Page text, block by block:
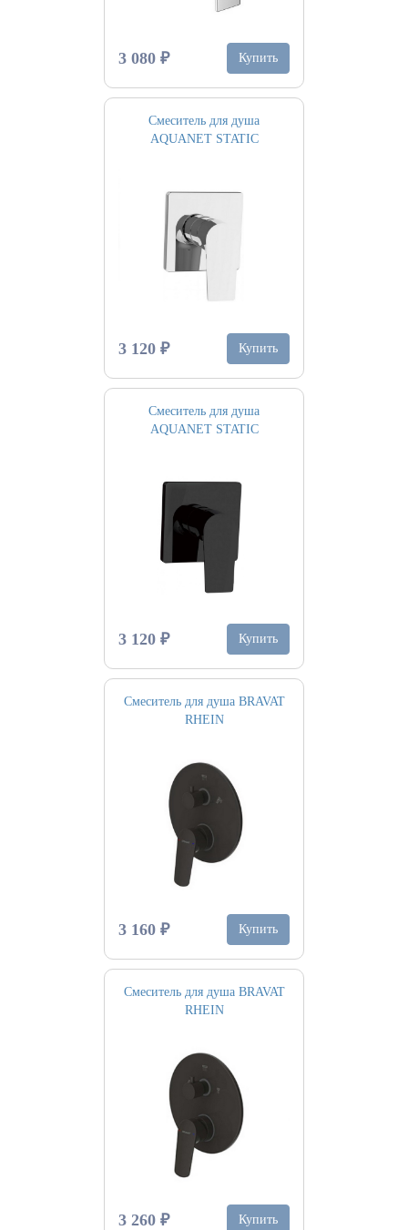
3 080 ₽ Купить
Смеситель для душа
AQUANET STATIC
3 120 ₽ Купить
Смеситель для душа
AQUANET STATIC
3 120 ₽ Купить
Смеситель для душа BRAVAT
RHEIN
3 160 ₽ Купить
Смеситель для душа BRAVAT
RHEIN
3 260 ₽ Купить